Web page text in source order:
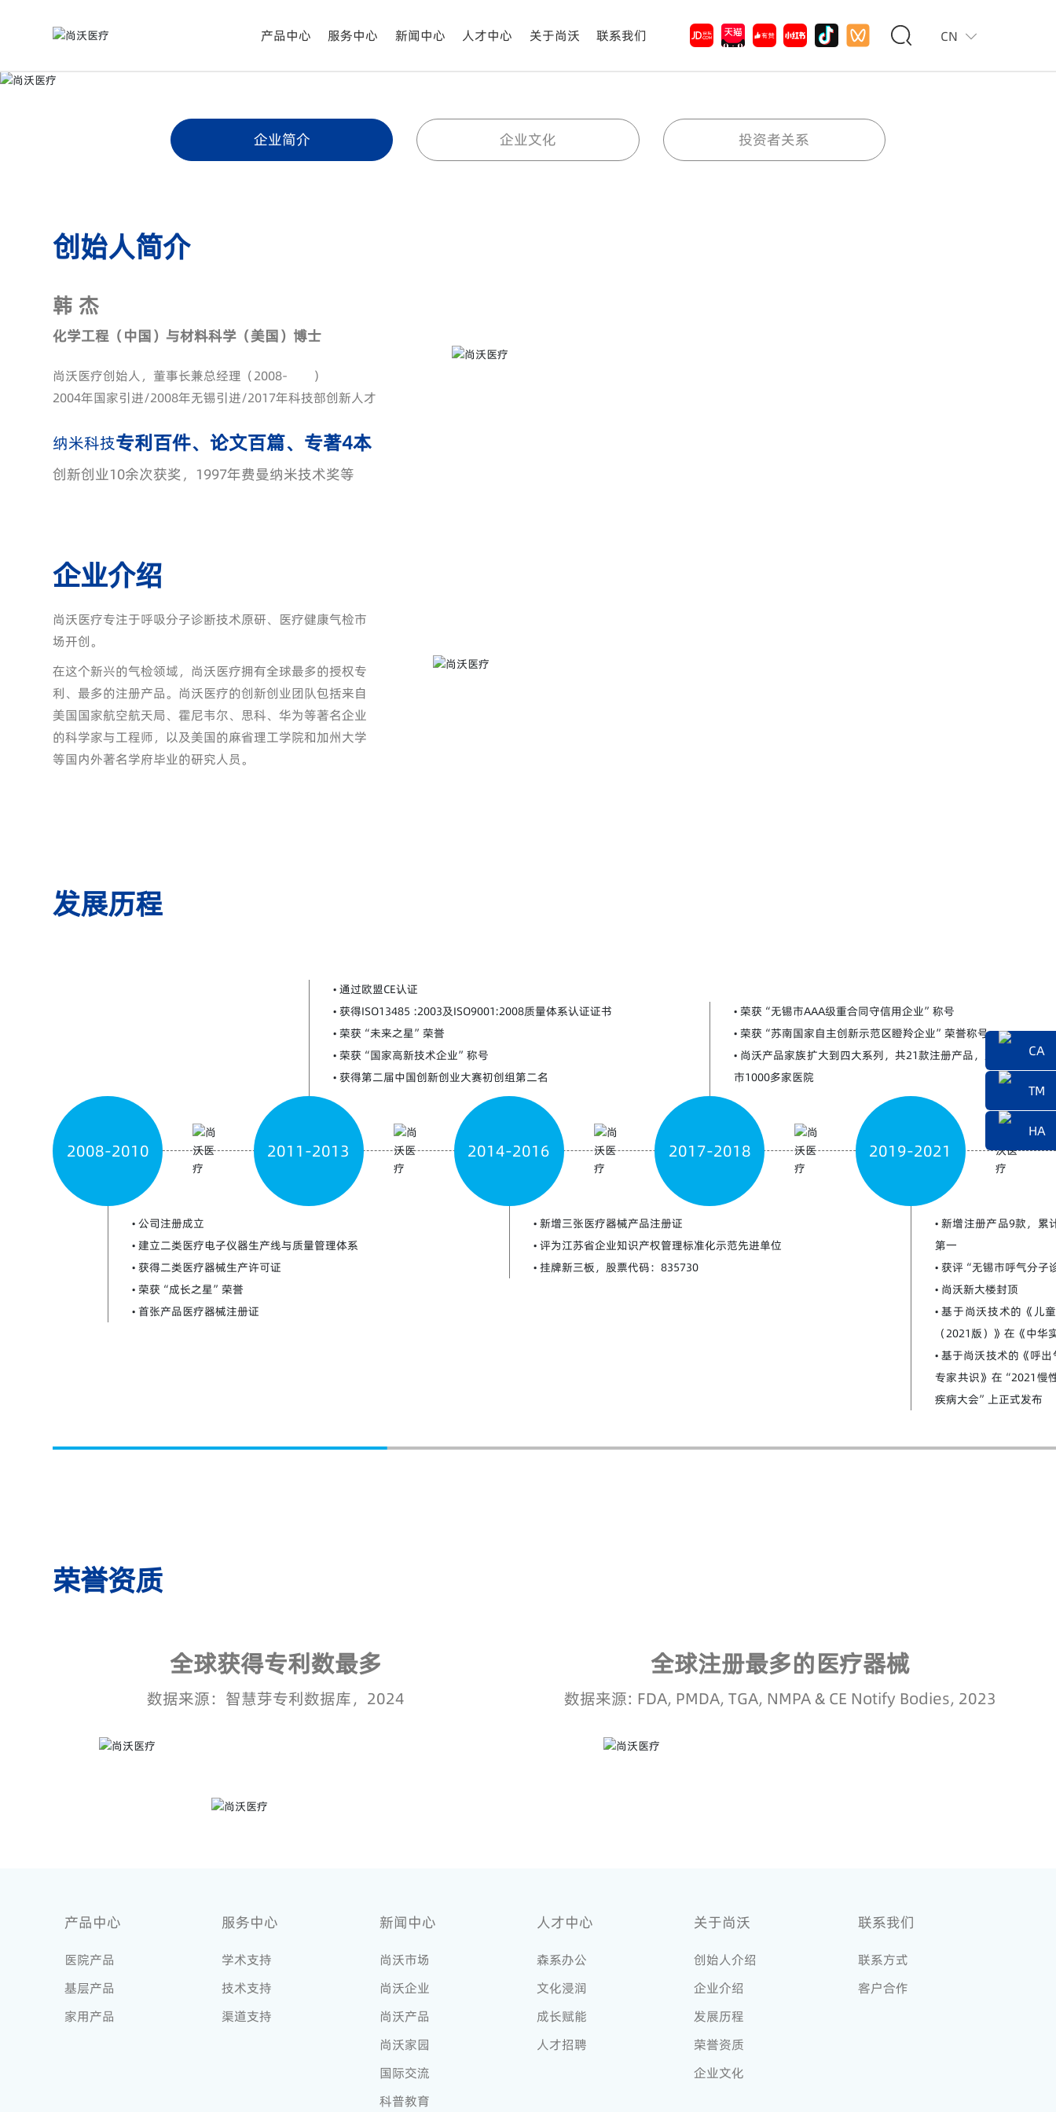
产品中心 服务中心 新闻中心 人才中心 关于尚沃 联系我们 CN
企业简介 企业文化 投资者关系
创始人简介
韩 杰
化学工程（中国）与材料科学（美国）博士
尚沃医疗创始人，董事长兼总经理（2008- ）
2004年国家引进/2008年无锡引进/2017年科技部创新人才
纳米科技专利百件、论文百篇、专著4本
创新创业10余次获奖，1997年费曼纳米技术奖等
企业介绍
尚沃医疗专注于呼吸分子诊断技术原研、医疗健康气检市
场开创。
在这个新兴的气检领域，尚沃医疗拥有全球最多的授权专
利、最多的注册产品。尚沃医疗的创新创业团队包括来自
美国国家航空航天局、霍尼韦尔、思科、华为等著名企业
的科学家与工程师，以及美国的麻省理工学院和加州大学
等国内外著名学府毕业的研究人员。
发展历程
2008-2010
• 公司注册成立
• 建立二类医疗电子仪器生产线与质量管理体系
• 获得二类医疗器械生产许可证
• 荣获“成长之星”荣誉
2011-2013
• 通过欧盟CE认证
• 获得ISO13485 :2003及ISO9001:2008质量体系认证证书
• 荣获“未来之星”荣誉
• 荣获“国家高新技术企业”称号
2014-2016
• 新增三张医疗器械产品注册证
• 评为江苏省企业知识产权管理标准化示范先进单位
• 挂牌新三板，股票代码：835730
2017-2018
• 荣获“无锡市AAA级重合同守信用企业”称号
• 荣获“苏南国家自主创新示范区瞪羚企业”荣誉称号
• 尚沃产品家族扩大到四大系列，共21款注册产品，进入全国30个
2019-2021
• 新增注册产品9款，
第一
• 获评“无锡市呼气分子
• 尚沃新大楼封顶
• 基于尚沃技术的《儿
（2021版）》在《中
• 基于尚沃技术的《呼
专家共识》在“2021慢
荣誉资质
全球获得专利数最多
数据来源：智慧芽专利数据库，2024
全球注册最多的医疗器械
数据来源: FDA, PMDA, TGA, NMPA & CE Notify Bodies, 2023
产品中心
医院产品
基层产品
家用产品
服务中心
学术支持
技术支持
渠道支持
新闻中心
尚沃市场
尚沃企业
尚沃产品
尚沃家园
国际交流
科普教育
人才中心
森系办公
文化浸润
成长赋能
人才招聘
关于尚沃
创始人介绍
企业介绍
发展历程
荣誉资质
企业文化
联系我们
联系方式
客户合作
CA
TM
HA